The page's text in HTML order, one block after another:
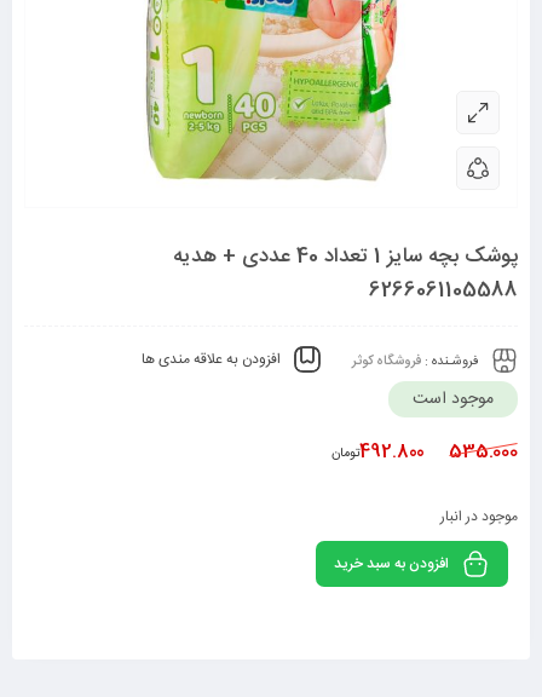
پوشک بچه سایز 1 تعداد 40 عددی + هدیه
6266061105588
فروشـنده : فروشگاه کوثر افزودن به علاقه مندی ها
موجود است
535.000
492.800تومان
موجود در انبار
افزودن به سبد خرید